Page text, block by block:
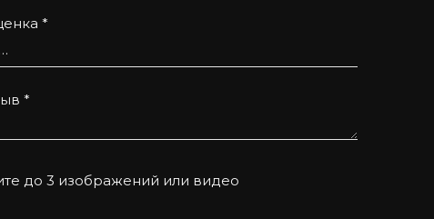
*
*
до 3 изображений или видео